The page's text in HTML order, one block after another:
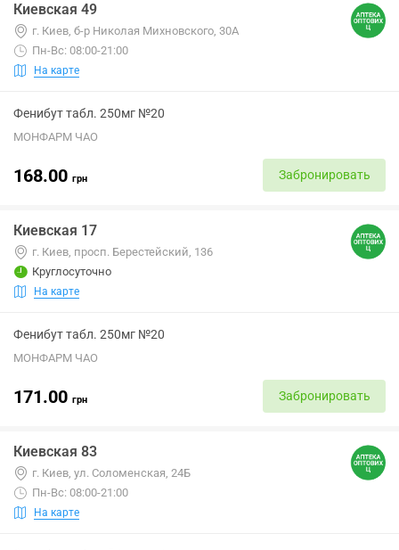
Киевская 49
г. Киев, б-р Николая Михновского, 30А
Пн-Вс: 08:00-21:00
На карте
Фенибут табл. 250мг №20
МОНФАРМ ЧАО
168.00 грн Забронировать
Киевская 17
г. Киев, просп. Берестейский, 136
Круглосуточно
На карте
Фенибут табл. 250мг №20
МОНФАРМ ЧАО
171.00 грн Забронировать
Киевская 83
г. Киев, ул. Соломенская, 24Б
Пн-Вс: 08:00-21:00
На карте